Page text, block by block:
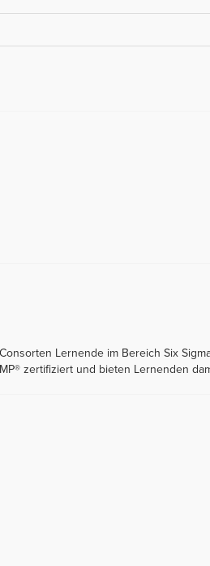
Lernende im Bereich Six
zertifiziert und bieten Lernenden